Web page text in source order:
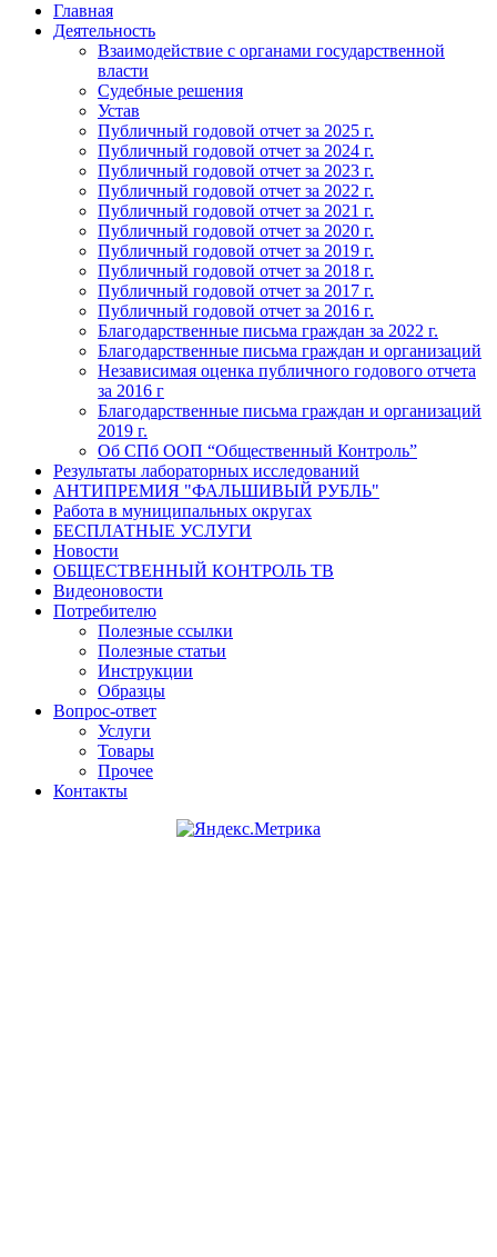
Главная
Деятельность
Взаимодействие с органами государственной
власти
Судебные решения
Устав
Публичный годовой отчет за 2025 г.
Публичный годовой отчет за 2024 г.
Публичный годовой отчет за 2023 г.
Публичный годовой отчет за 2022 г.
Публичный годовой отчет за 2021 г.
Публичный годовой отчет за 2020 г.
Публичный годовой отчет за 2019 г.
Публичный годовой отчет за 2018 г.
Публичный годовой отчет за 2017 г.
Публичный годовой отчет за 2016 г.
Благодарственные письма граждан за 2022 г.
Благодарственные письма граждан и организаций
Независимая оценка публичного годового отчета
за 2016 г
Благодарственные письма граждан и организаций
2019 г.
Об СПб ООП “Общественный Контроль”
Результаты лабораторных исследований
АНТИПРЕМИЯ "ФАЛЬШИВЫЙ РУБЛЬ"
Работа в муниципальных округах
БЕСПЛАТНЫЕ УСЛУГИ
Новости
ОБЩЕСТВЕННЫЙ КОНТРОЛЬ ТВ
Видеоновости
Потребителю
Полезные ссылки
Полезные статьи
Инструкции
Образцы
Вопрос-ответ
Услуги
Товары
Прочее
Контакты